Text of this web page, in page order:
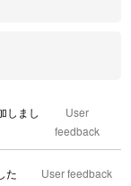
しまし
User
feedback
た User feedback